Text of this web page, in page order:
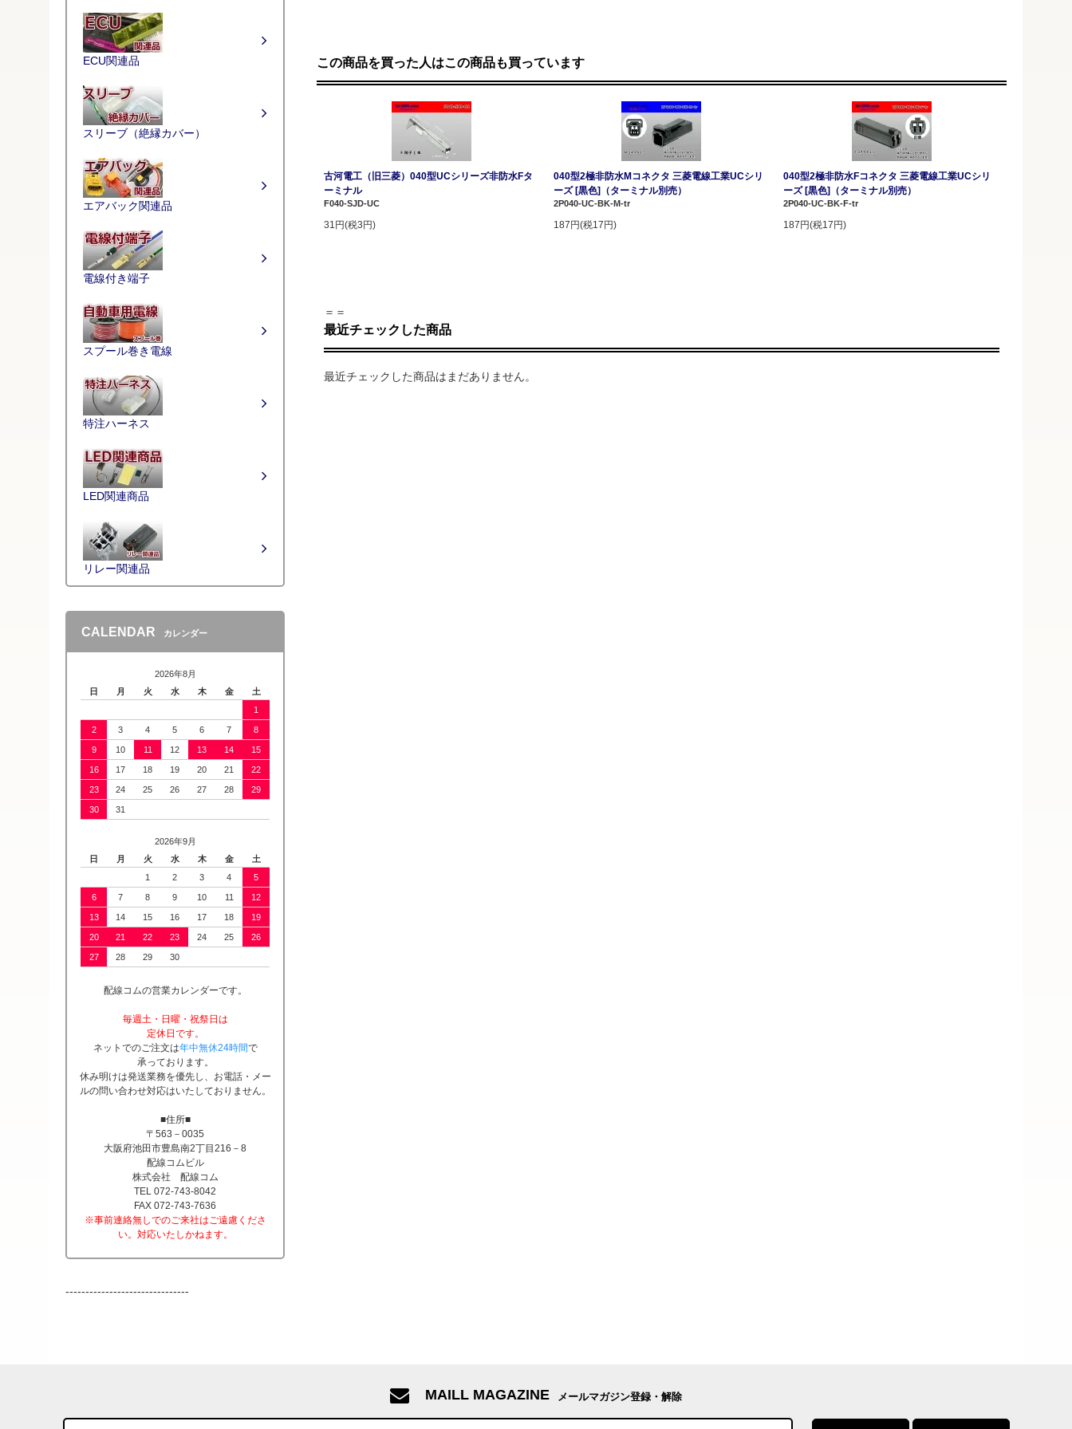
この商品を買った人はこの商品も買っています
古河電工（旧三菱）040型UCシリーズ非防水Fタ
ーミナル
F040-SJD-UC
31円(税3円)
040型2極非防水Mコネクタ 三菱電線工業UCシリ
ーズ [黒色]（ターミナル別売）
2P040-UC-BK-M-tr
187円(税17円)
040型2極非防水Fコネクタ 三菱電線工業UCシリ
ーズ [黒色]（ターミナル別売）
2P040-UC-BK-F-tr
187円(税17円)
＝＝
最近チェックした商品
最近チェックした商品はまだありません。
ECU関連品
スリーブ（絶縁カバー）
エアバック関連品
電線付き端子
スプール巻き電線
特注ハーネス
LED関連商品
リレー関連品
CALENDAR カレンダー
2026年8月
日
月 火 水 木 金
土
1
2 3 4 5 6 7 8
9 10 11 12 13 14 15
16 17 18 19 20 21 22
23 24 25 26 27 28 29
30 31
2026年9月
日
月 火 水 木 金
土
1
2 3 4 5
6 7 8 9 10 11 12
13 14 15 16 17 18 19
20 21 22 23 24 25 26
27 28 29 30
配線コムの営業カレンダーです。
毎週土・日曜・祝祭日は
定休日です。
ネットでのご注文は年中無休24時間で
承っております。
休み明けは発送業務を優先し、お電話・メー
ルの問い合わせ対応はいたしておりません。
■住所■
〒563－0035
大阪府池田市豊島南2丁目216－8
配線コムビル
株式会社 配線コム
TEL 072-743-8042
FAX 072-743-7636
※事前連絡無しでのご来社はご遠慮くださ
い。対応いたしかねます。
-------------------------------
MAILL MAGAZINE メールマガジン登録・解除